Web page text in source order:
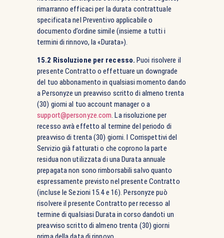
rimarranno efficaci per la durata contrattuale
specificata nel Preventivo applicabile o
documento d’ordine simile (insieme a tutti i
termini di rinnovo, la «Durata»).
15.2 Risoluzione per recesso. Puoi risolvere il
presente Contratto o effettuare un downgrade
del tuo abbonamento in qualsiasi momento dando
a Personyze un preavviso scritto di almeno trenta
(30) giorni al tuo account manager o a
support@personyze.com. La risoluzione per
recesso avrà effetto al termine del periodo di
preavviso di trenta (30) giorni. I Corrispettivi del
Servizio già fatturati o che coprono la parte
residua non utilizzata di una Durata annuale
prepagata non sono rimborsabili salvo quanto
espressamente previsto nel presente Contratto
(incluse le Sezioni 15.4 e 16). Personyze può
risolvere il presente Contratto per recesso al
termine di qualsiasi Durata in corso dandoti un
preavviso scritto di almeno trenta (30) giorni